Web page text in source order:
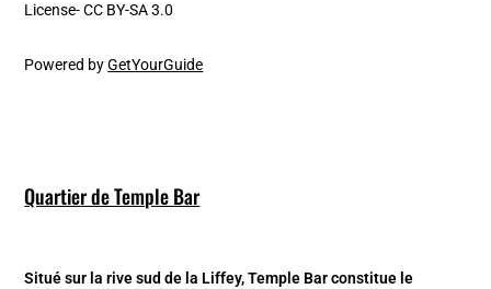
License- CC BY-SA 3.0
Powered byGetYourGuide
Quartier de Temple Bar
Situé sur la rive sud de la Liffey, Temple Bar constitue le